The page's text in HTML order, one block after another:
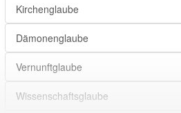
Kirchenglaube
Dämonenglaube
Vernunftglaube
Wissenschaftsglaube